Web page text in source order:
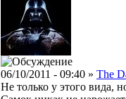
06/10/2011 - 09:40 » The
Не только у этого вида,